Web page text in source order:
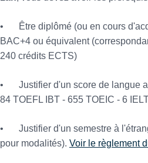
•
Être diplômé (ou en cours
BAC+4 ou équivalent
240 crédits ECTS)
•
Justifier d'un score de langue
84 TOEFL IBT - 655 TOEIC - 6
•
Justifier d'un semestre à
pour modalités). Voir le règlement